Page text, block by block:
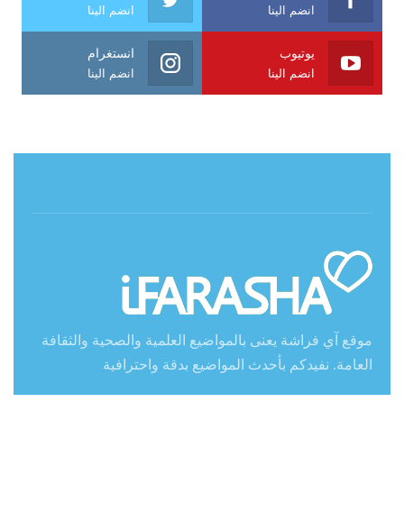
انضم الينا انضم الينا
يوتيوب
انضم الينا
انستغرام
انضم الينا
موقع آي فراشة يعنى بالمواضيع العلمية والصحية والثقافة
العامة. نفيدكم بأحدث المواضيع بدقة واحترافية